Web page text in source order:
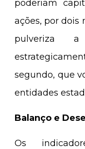
poderiam
ações, por dois
pulveriza
segundo, que
entidades
Balanço e
Os